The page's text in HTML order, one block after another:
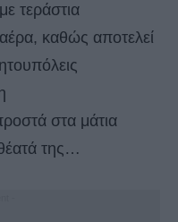
τεράστια
καθώς αποτελεί
στα μάτια
της…